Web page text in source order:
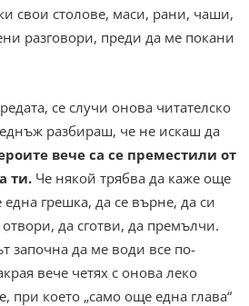
свои столове, маси, рани, чаши,
разговори, преди да ме покани
се случи онова читателско
разбираш, че не искаш да
вече са се преместили от
ти. Че някой трябва да каже още
грешка, да се върне, да си
да сготви, да премълчи.
започна да ме води все по-
вече четях с онова леко
при което „само още една глава“